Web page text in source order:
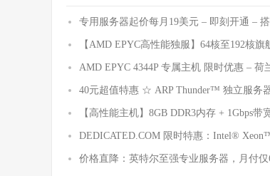
专用服务器起价每月19美元 – 即刻开通 –
【AMD EPYC高性能独服】64核至192核
AMD EPYC 4344P 专属主机 限时优惠 –
40元超值特惠 ☆ ARP Thunder™ 独立服务
【高性能主机】8GB DDR3内存 + 1Gbps
DEDICATED.COM 限时特惠：Intel®
价格直降：英特尔至强专业服务器，月付